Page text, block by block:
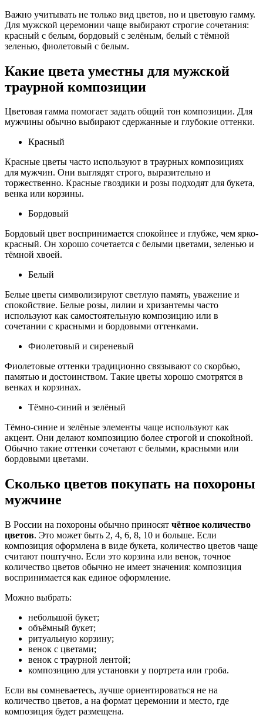
Важно учитывать не только вид цветов, но и цветовую гамму.
Для мужской церемонии чаще выбирают строгие сочетания:
красный с белым, бордовый с зелёным, белый с тёмной
зеленью, фиолетовый с белым.
Какие цвета уместны для мужской
траурной композиции
Цветовая гамма помогает задать общий тон композиции. Для
мужчины обычно выбирают сдержанные и глубокие оттенки.
Красный
Красные цветы часто используют в траурных композициях
для мужчин. Они выглядят строго, выразительно и
торжественно. Красные гвоздики и розы подходят для букета,
венка или корзины.
Бордовый
Бордовый цвет воспринимается спокойнее и глубже, чем ярко-
красный. Он хорошо сочетается с белыми цветами, зеленью и
тёмной хвоей.
Белый
Белые цветы символизируют светлую память, уважение и
спокойствие. Белые розы, лилии и хризантемы часто
используют как самостоятельную композицию или в
сочетании с красными и бордовыми оттенками.
Фиолетовый и сиреневый
Фиолетовые оттенки традиционно связывают со скорбью,
памятью и достоинством. Такие цветы хорошо смотрятся в
венках и корзинах.
Тёмно-синий и зелёный
Тёмно-синие и зелёные элементы чаще используют как
акцент. Они делают композицию более строгой и спокойной.
Обычно такие оттенки сочетают с белыми, красными или
бордовыми цветами.
Сколько цветов покупать на похороны
мужчине
В России на похороны обычно приносят чётное количество
цветов. Это может быть 2, 4, 6, 8, 10 и больше. Если
композиция оформлена в виде букета, количество цветов чаще
считают поштучно. Если это корзина или венок, точное
количество цветов обычно не имеет значения: композиция
воспринимается как единое оформление.
Можно выбрать:
небольшой букет;
объёмный букет;
ритуальную корзину;
венок с цветами;
венок с траурной лентой;
композицию для установки у портрета или гроба.
Если вы сомневаетесь, лучше ориентироваться не на
количество цветов, а на формат церемонии и место, где
композиция будет размещена.